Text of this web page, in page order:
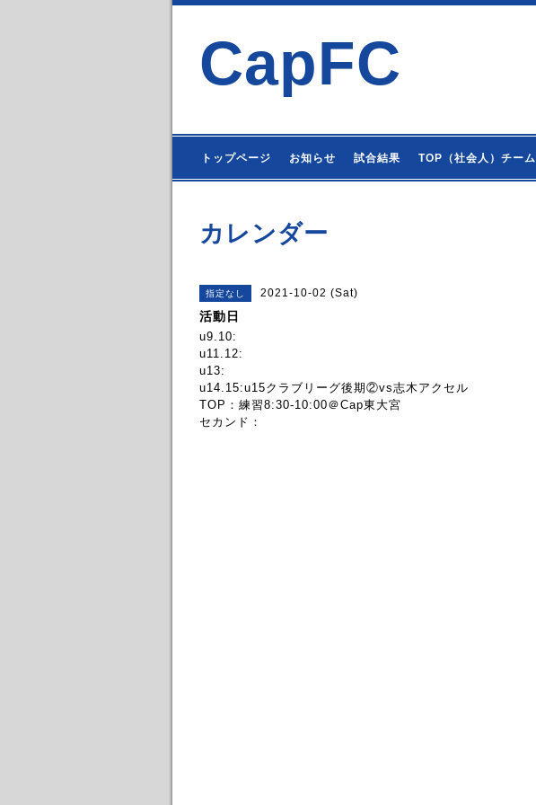
CapFC
トップページ お知らせ 試合結果 TOP（社会人）チーム
カレンダー
指定なし 2021-10-02 (Sat)
活動日
u9.10:
u11.12:
u13:
u14.15:u15クラブリーグ後期②vs志木アクセル
TOP：練習8:30-10:00＠Cap東大宮
セカンド：